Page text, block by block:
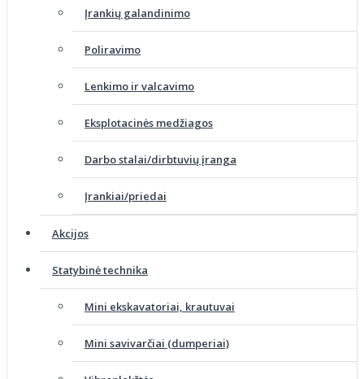
Įrankių galandinimo
Poliravimo
Lenkimo ir valcavimo
Eksplotacinės medžiagos
Darbo stalai/dirbtuvių įranga
Įrankiai/priedai
Akcijos
Statybinė technika
Mini ekskavatoriai, krautuvai
Mini savivarčiai (dumperiai)